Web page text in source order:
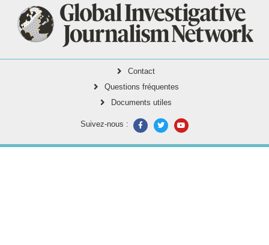
Contact
Questions fréquentes
Documents utiles
Suivez-nous :